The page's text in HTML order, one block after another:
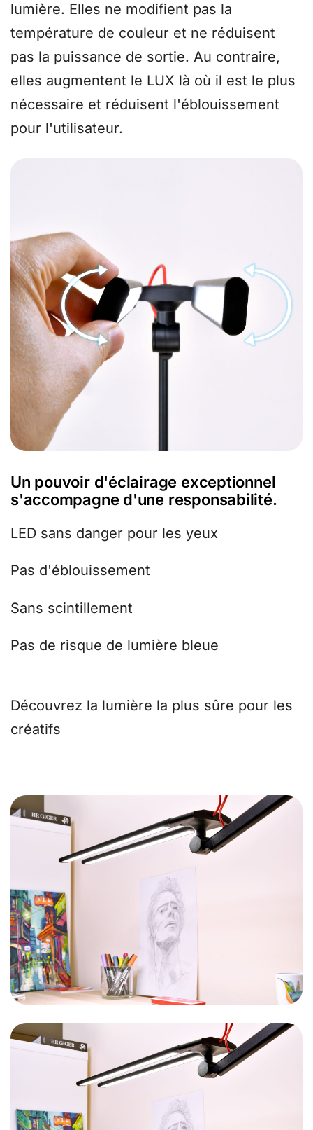
lumière. Elles ne modifient pas la
température de couleur et ne réduisent
pas la puissance de sortie. Au contraire,
elles augmentent le LUX là où il est le plus
nécessaire et réduisent l'éblouissement
pour l'utilisateur.
Un pouvoir d'éclairage exceptionnel
s'accompagne d'une responsabilité.
LED sans danger pour les yeux
Pas d'éblouissement
Sans scintillement
Pas de risque de lumière bleue
Découvrez la lumière la plus sûre pour les
créatifs